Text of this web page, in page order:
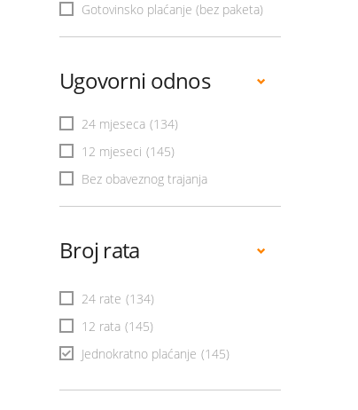
Gotovinsko plaćanje (bez paketa)
Ugovorni odnos
24 mjeseca (134)
12 mjeseci (145)
Bez obaveznog trajanja
Broj rata
24 rate (134)
12 rata (145)
Jednokratno plaćanje (145)